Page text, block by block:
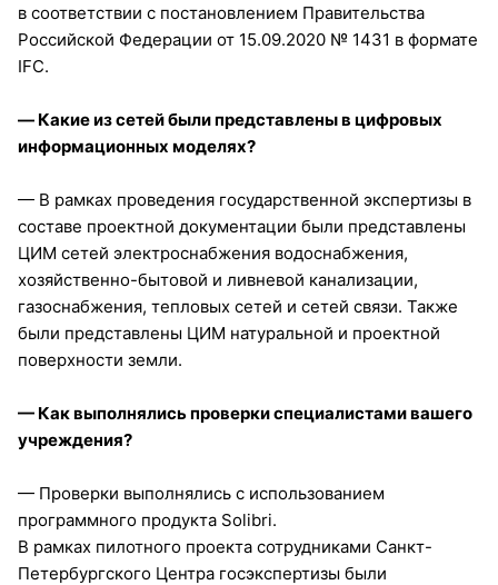
в соответствии с постановлением Правительства
Российской Федерации от 15.09.2020 № 1431 в формате
IFC.
— Какие из сетей были представлены в цифровых
информационных моделях?
— В рамках проведения государственной экспертизы в
составе проектной документации были представлены
ЦИМ сетей электроснабжения водоснабжения,
хозяйственно-бытовой и ливневой канализации,
газоснабжения, тепловых сетей и сетей связи. Также
были представлены ЦИМ натуральной и проектной
поверхности земли.
— Как выполнялись проверки специалистами вашего
учреждения?
— Проверки выполнялись с использованием
программного продукта Solibri.
В рамках пилотного проекта сотрудниками Санкт-
Петербургского Центра госэкспертизы были